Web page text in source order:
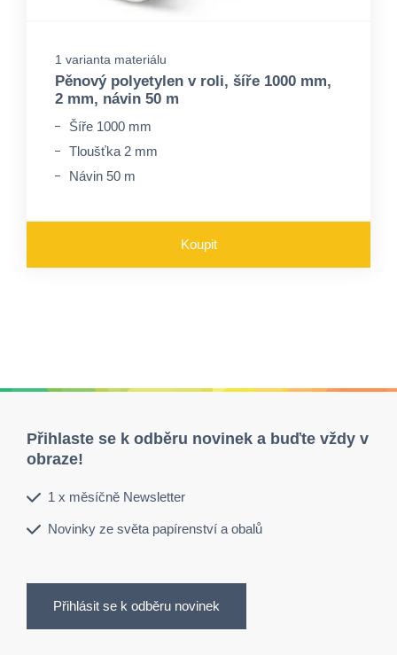
1 varianta materiálu
Pěnový polyetylen v roli, šíře 1000 mm,
2 mm, návin 50 m
Šíře 1000 mm
Tloušťka 2 mm
Návin 50 m
Koupit
Přihlaste se k odběru novinek a buďte vždy v
obraze!
1 x měsíčně Newsletter
Novinky ze světa papírenství a obalů
Přihlásit se k odběru novinek